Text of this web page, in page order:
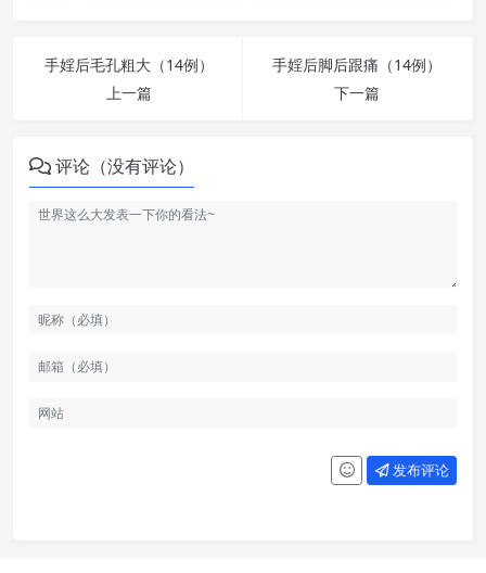
手婬后毛孔粗大（14例）
上一篇
手婬后脚后跟痛（14例）
下一篇
评论（没有评论）
发布评论